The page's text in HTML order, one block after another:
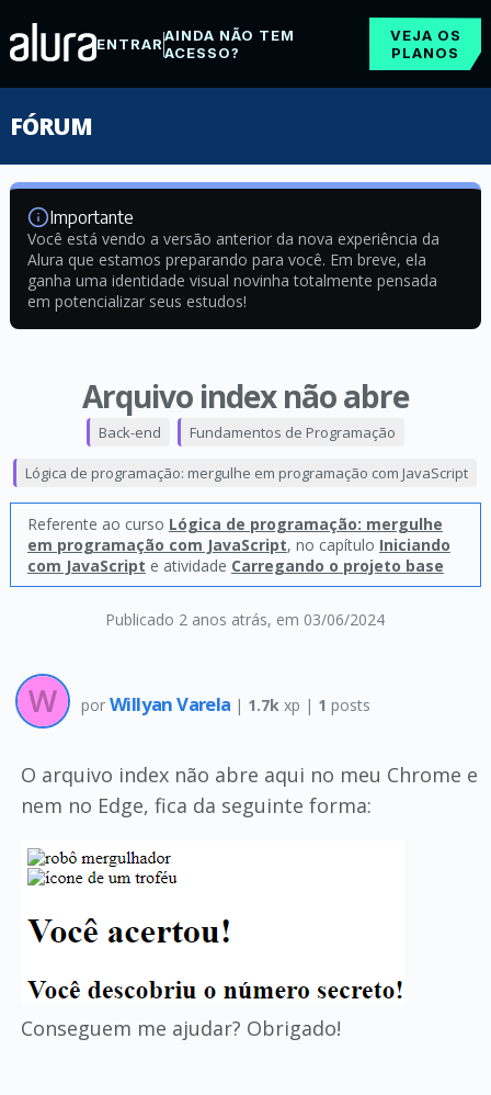
ENTRARAINDA NÃO TEM
ACESSO?
VEJA OS
PLANOS
FÓRUM
Importante
Você está vendo a versão anterior da nova experiência da
Alura que estamos preparando para você. Em breve, ela
ganha uma identidade visual novinha totalmente pensada
em potencializar seus estudos!
Arquivo index não abre
Publicado 2 anos atrás, em 03/06/2024
Back-end Fundamentos de Programação
Lógica de programação: mergulhe em programação com JavaScript
Referente ao curso Lógica de programação: mergulhe
em programação com JavaScript, no capítulo Iniciando
com JavaScript e atividade Carregando o projeto base
por Willyan Varela | 1.7k xp | 1 posts
O arquivo index não abre aqui no meu Chrome e
nem no Edge, fica da seguinte forma:
Conseguem me ajudar? Obrigado!